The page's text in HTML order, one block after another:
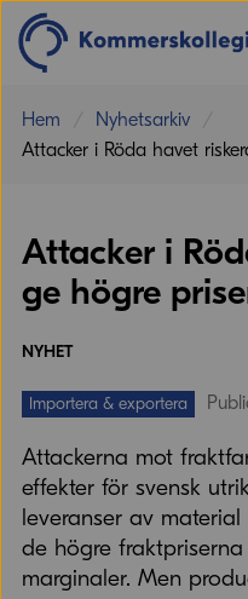
Hem
Nyhetsarkiv
Attacker i Röda havet
Attacker i
ge högre
NYHET
Importera & exportera
Attackerna mot
effekter för svensk
leveranser av
de högre
marginaler. Men